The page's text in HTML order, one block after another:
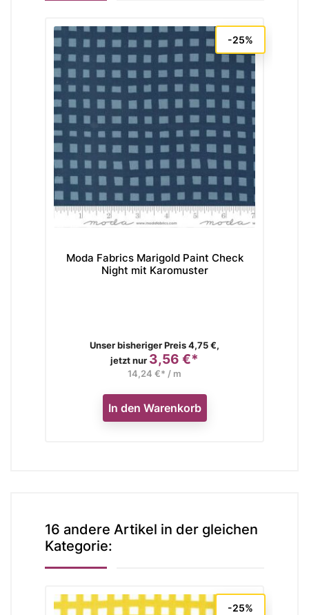
Moda Fabrics Marigold Paint Check
Night mit Karomuster
Verkaufspreis
Unser bisheriger Preis 4,75 €,
jetzt nur
-25%
Preis
3,56 €*
14,24 €* / m
In den Warenkorb
16 andere Artikel in der gleichen
Kategorie:
-25%